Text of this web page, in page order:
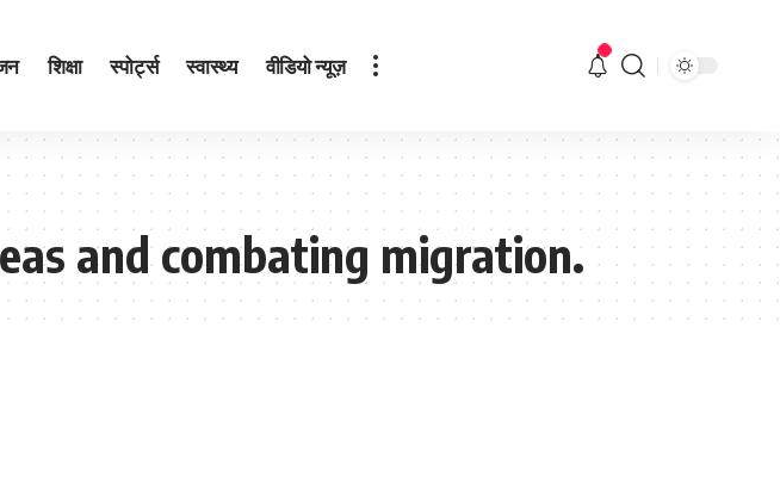
शिक्षा स्पोर्ट्स स्वास्थ्य वीडियो न्यूज़
and combating migration.